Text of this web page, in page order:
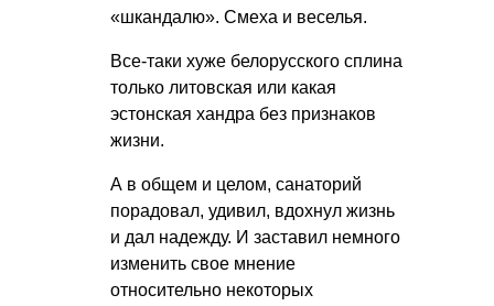
«шкандалю». Смеха и веселья.
Все-таки хуже белорусского сплина
только литовская или какая
эстонская хандра без признаков
жизни.
А в общем и целом, санаторий
порадовал, удивил, вдохнул жизнь
и дал надежду. И заставил немного
изменить свое мнение
относительно некоторых